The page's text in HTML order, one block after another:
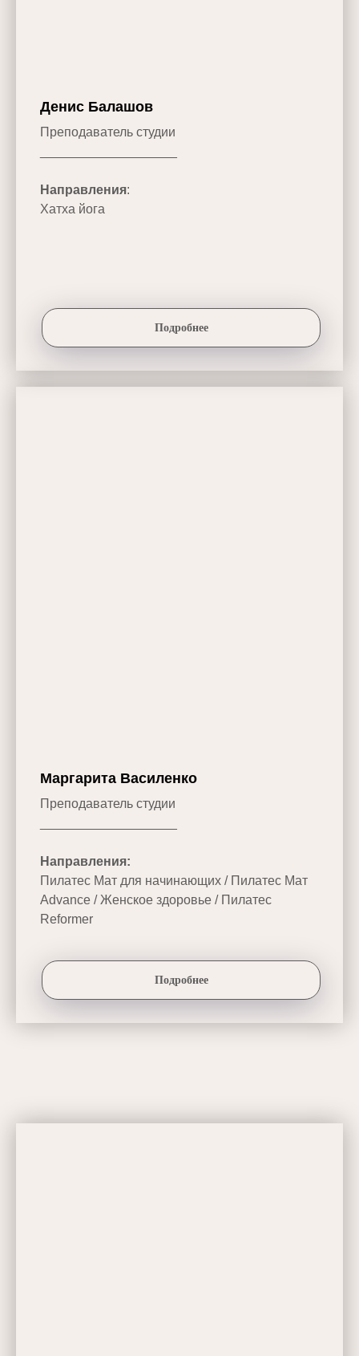
Денис Балашов
Преподаватель студии
Направления:
Хатха йога
Подробнее
Маргарита Василенко
Преподаватель студии
Направления:
Пилатес Мат для начинающих / Пилатес Мат
Advance / Женское здоровье / Пилатес
Reformer
Подробнее